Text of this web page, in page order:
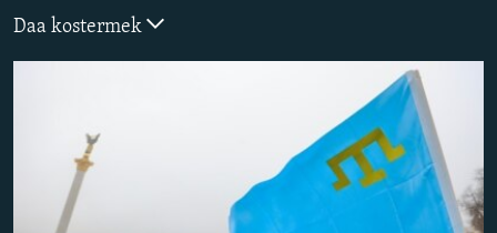
Українською
QOŞULIÑIZ!
Daa kostermek